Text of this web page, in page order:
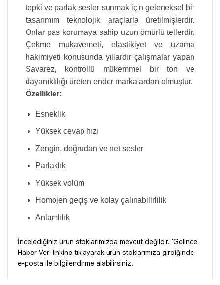
tepki ve parlak sesler sunmak için geleneksel bir
tasarımım teknolojik araçlarla üretilmişlerdir.
Onlar pas korumaya sahip uzun ömürlü tellerdir.
Çekme mukavemeti, elastikiyet ve uzama
hakimiyeti konusunda yıllardır çalışmalar yapan
Savarez, kontrollü mükemmel bir ton ve
dayanıklılığı üreten ender markalardan olmuştur.
Özellikler:
Esneklik
Yüksek cevap hızı
Zengin, doğrudan ve net sesler
Parlaklık
Yüksek volüm
Homojen geçiş ve kolay çalınabilirlilik
Anlamlılık
İncelediğiniz ürün stoklarımızda mevcut değildir. 'Gelince
Haber Ver' linkine tıklayarak ürün stoklarımıza girdiğinde
e-posta ile bilgilendirme alabilirsiniz.